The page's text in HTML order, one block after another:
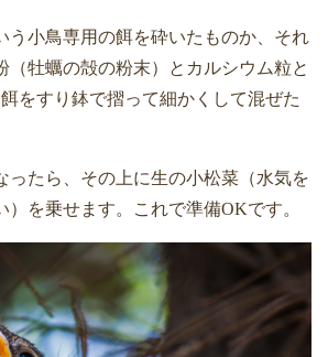
う小鳥専用の餌を砕いたものか、それ
（牡蠣の殻の粉末）とカルシウム粒と
をすり鉢で摺って細かくして混ぜた
ったら、その上に生の小松菜（水気を
）を乗せます。これで準備OKです。